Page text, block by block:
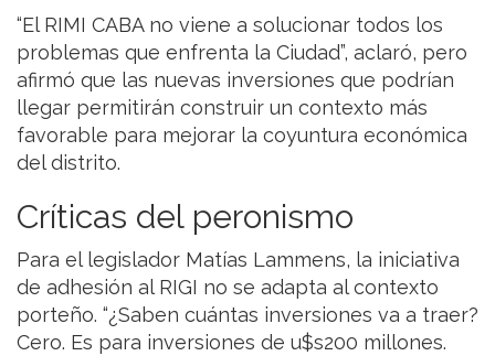
“El RIMI CABA no viene a solucionar todos los
problemas que enfrenta la Ciudad”, aclaró, pero
afirmó que las nuevas inversiones que podrían
llegar permitirán construir un contexto más
favorable para mejorar la coyuntura económica
del distrito.
Críticas del peronismo
Para el legislador Matías Lammens, la iniciativa
de adhesión al RIGI no se adapta al contexto
porteño. “¿Saben cuántas inversiones va a traer?
Cero. Es para inversiones de u$s200 millones.